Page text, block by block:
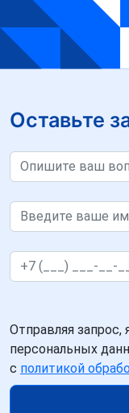
Оставьте
Отправляя
персональных
с политикой